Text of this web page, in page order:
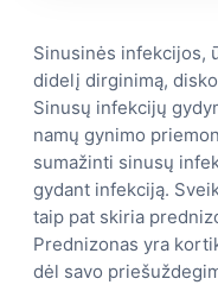
Sinusinės infekcijos,
didelį dirginimą,
Sinusų infekcijų
namų gynimo
sumažinti sinusų
gydant infekciją.
taip pat skiria
Prednizonas yra
dėl savo